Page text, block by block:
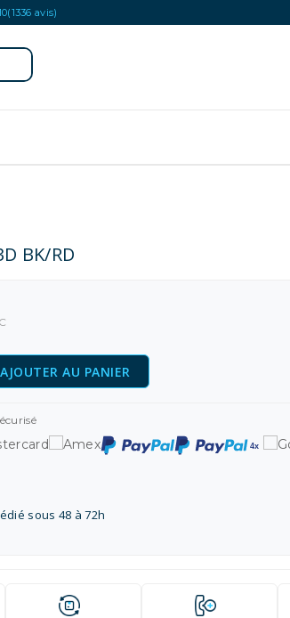
(1336 avis)
BK/RD
AJOUTER AU PANIER
sous 48 à 72h